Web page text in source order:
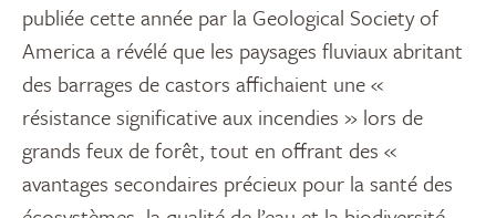
publiée cette année par la Geological Society of
America a révélé que les paysages fluviaux abritant
des barrages de castors affichaient une «
résistance significative aux incendies » lors de
grands feux de forêt, tout en offrant des «
avantages secondaires précieux pour la santé des